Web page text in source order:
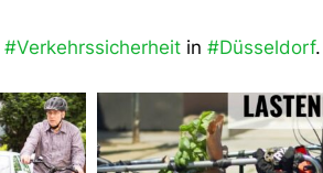
#Verkehrssicherheit in #Düsseldorf